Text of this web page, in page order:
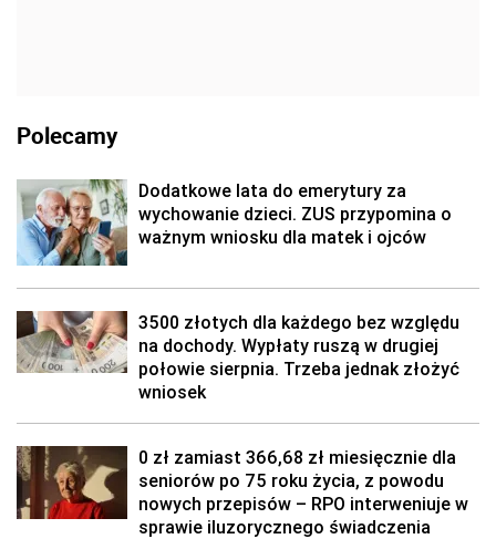
Polecamy
Dodatkowe lata do emerytury za
wychowanie dzieci. ZUS przypomina o
ważnym wniosku dla matek i ojców
3500 złotych dla każdego bez względu
na dochody. Wypłaty ruszą w drugiej
połowie sierpnia. Trzeba jednak złożyć
wniosek
0 zł zamiast 366,68 zł miesięcznie dla
seniorów po 75 roku życia, z powodu
nowych przepisów – RPO interweniuje w
sprawie iluzorycznego świadczenia